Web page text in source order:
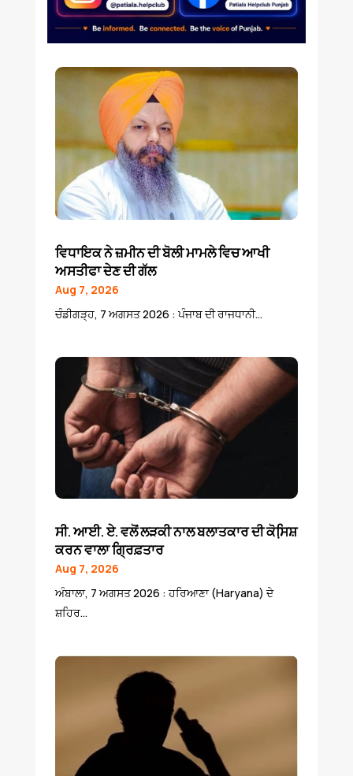
ਵਿਧਾਇਕ ਨੇ ਜ਼ਮੀਨ ਦੀ ਬੋਲੀ ਮਾਮਲੇ ਵਿਚ ਆਖੀ
ਅਸਤੀਫਾ ਦੇਣ ਦੀ ਗੱਲ
Aug 7, 2026
ਚੰਡੀਗੜ੍ਹ, 7 ਅਗਸਤ 2026 : ਪੰਜਾਬ ਦੀ ਰਾਜਧਾਨੀ...
ਸੀ. ਆਈ. ਏ. ਵਲੋਂ ਲੜਕੀ ਨਾਲ ਬਲਾਤਕਾਰ ਦੀ ਕੋਸਿ਼ਸ਼
ਕਰਨ ਵਾਲਾ ਗ੍ਰਿਫ਼ਤਾਰ
Aug 7, 2026
ਅੰਬਾਲਾ, 7 ਅਗਸਤ 2026 : ਹਰਿਆਣਾ (Haryana) ਦੇ
ਸ਼ਹਿਰ...